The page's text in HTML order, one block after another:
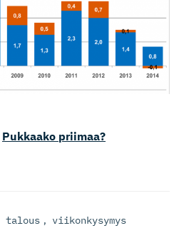
Pukkaako priimaa?
talous , viikonkysymys